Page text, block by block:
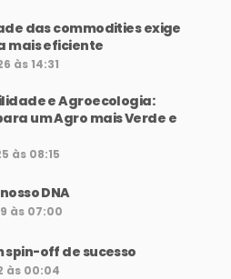
das commodities exige
mais eficiente
às 14:31
e Agroecologia:
um Agro mais Verde e
às 08:15
DNA
às 07:00
spin-off de sucesso
às 00:04